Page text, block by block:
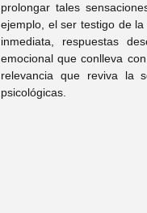
prolongar tales
ejemplo, el ser testigo de
inmediata, respuestas
emocional que conlleva
relevancia que reviva la
psicológicas.